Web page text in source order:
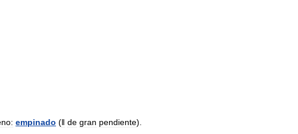
empinado (ǁ de gran pendiente).